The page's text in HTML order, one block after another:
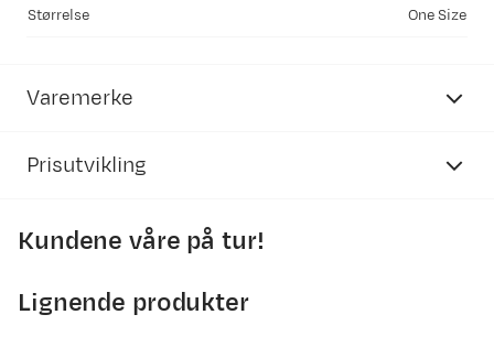
Størrelse One Size
Varemerke
Prisutvikling
Kundene våre på tur!
Lignende produkter